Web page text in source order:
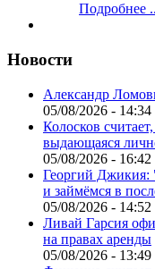
Подробнее
Новости
Александр
05/08/2026 - 14:34
Колосков
выдающаяся
05/08/2026 - 16:42
Георгий Джикия:
и займёмся в
05/08/2026 - 14:52
Ливай Гарсия
на правах аренды
05/08/2026 - 13:49